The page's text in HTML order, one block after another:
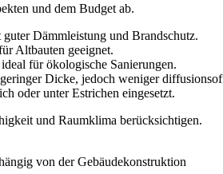
und dem Budget ab.
Dämmleistung und Brandschutz.
Altbauten geeignet.
für ökologische Sanierungen.
Dicke, jedoch weniger
oder unter Estrichen eingesetzt.
und Raumklima berücksichtigen.
von der Gebäudekonstruktion